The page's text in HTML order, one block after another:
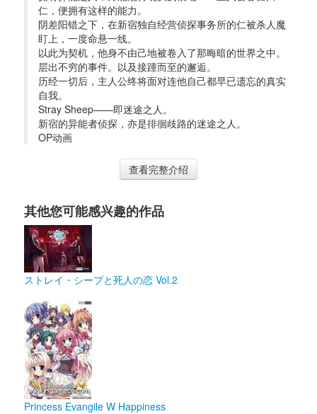
仁，便拥有这样的能力。
阴差阳错之下，在新宿独自经营侦探事务所的仁被杀人魔
盯上，一度命悬一线。
以此为契机，他身不由己地被卷入了那晦暗的世界之中。
层出不穷的事件。以及接踵而至的邂逅。
历经一切后，主人公终将面对连他自己都早已遗忘的真实
自我。
Stray Sheep——即迷途之人。
新宿的异能者侦探，亦是徘徊歧路的迷途之人。
OP动画
查看完整介绍
其他您可能感兴趣的作品
ストレイ・シープと死人の恋 Vol.2
Princess Evangile W Happiness